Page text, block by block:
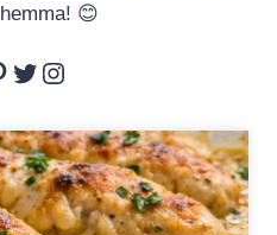
😊
Twitter
Instagram